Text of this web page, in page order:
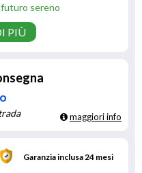
sereno
PIÙ
maggiori info
Garanzia inclusa 24 mesi